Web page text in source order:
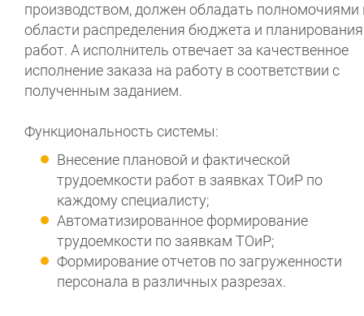
производством, должен обладать полномочиями
области распределения бюджета и планирования
работ. А исполнитель отвечает за качественное
исполнение заказа на работу в соответствии с
полученным заданием.
Функциональность системы:
Внесение плановой и фактической
трудоемкости работ в заявках ТОиР по
каждому специалисту;
Автоматизированное формирование
трудоемкости по заявкам ТОиР;
Формирование отчетов по загруженности
персонала в различных разрезах.